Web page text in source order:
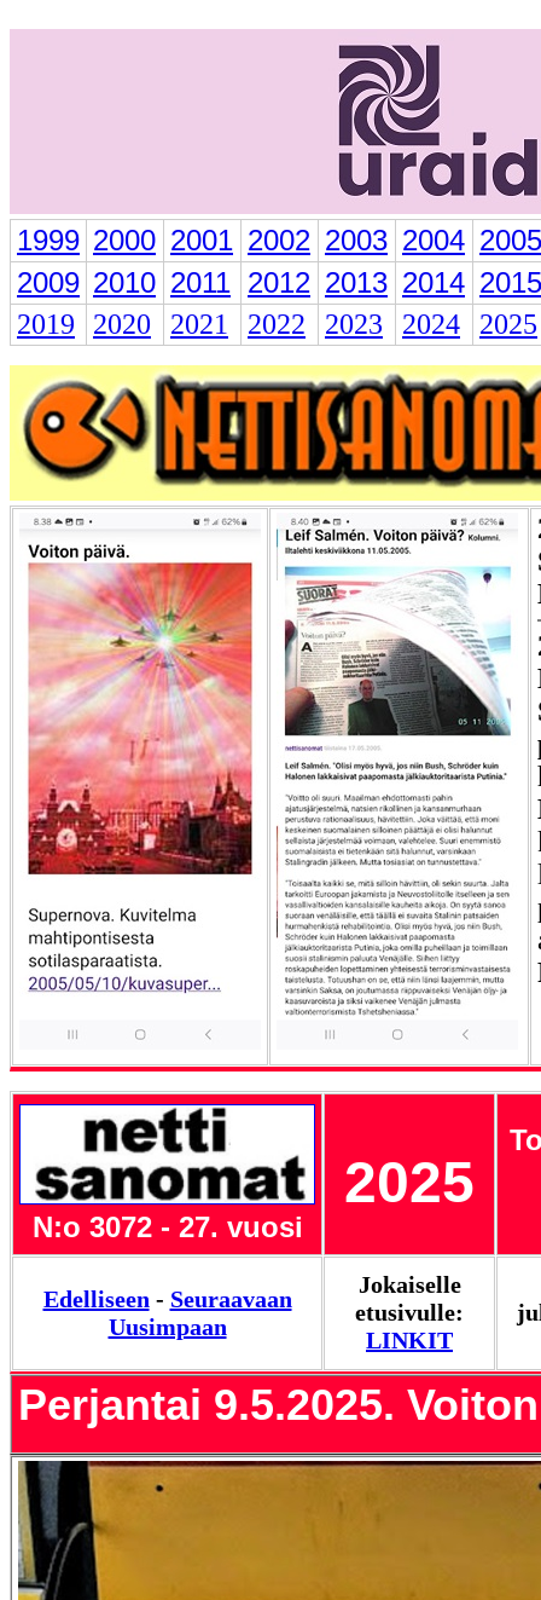
1999 2000 2001 2002 2003 2004 2005
2009 2010 2011 2012 2013 2014 2015
2019 2020 2021 2022 2023 2024 2025
N:o 3072 - 27. vuosi
2025
Edelliseen - Seuraavaan
Uusimpaan
Jokaiselle
etusivulle:
LINKIT
Perjantai 9.5.2025.